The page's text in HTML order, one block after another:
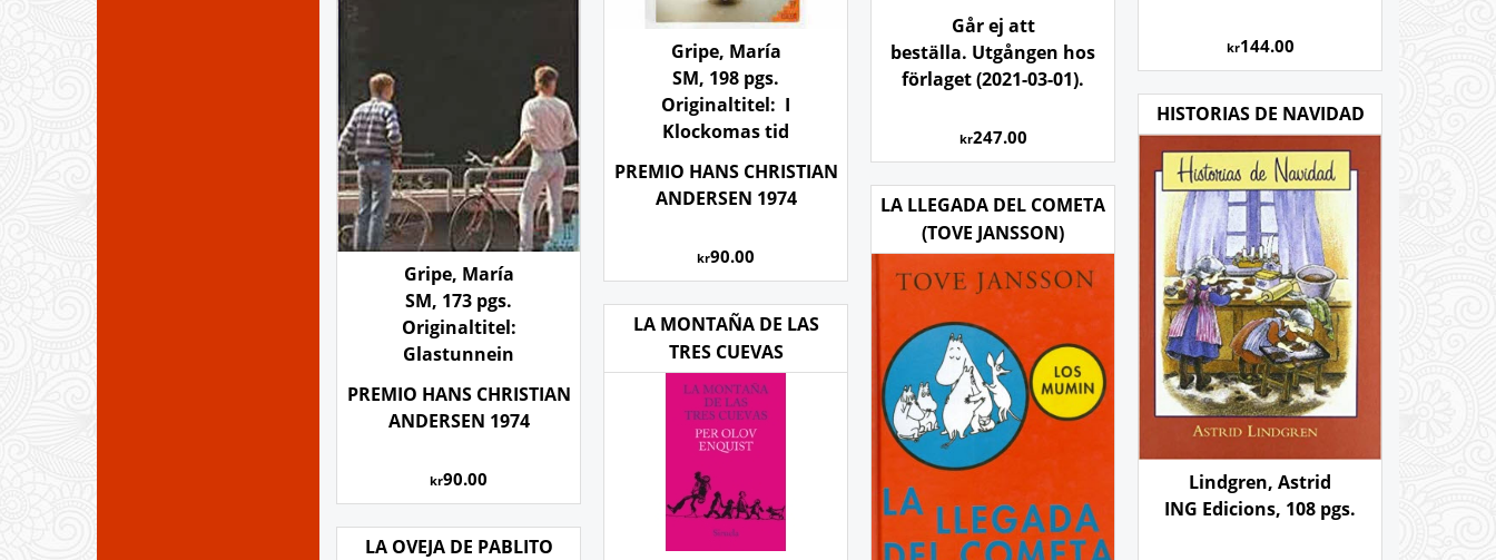
kr144.00
Går ej att
beställa. Utgången hos
förlaget (2021-03-01).
kr247.00
Gripe, María
SM, 198 pgs.
Originaltitel: I
Klockomas tid
PREMIO HANS CHRISTIAN
ANDERSEN 1974
kr90.00
Gripe, María
SM, 173 pgs.
Originaltitel:
Glastunnein
PREMIO HANS CHRISTIAN
ANDERSEN 1974
kr90.00
HISTORIAS DE NAVIDAD
Lindgren, Astrid
ING Edicions, 108 pgs.
LA LLEGADA DEL COMETA
(TOVE JANSSON)
LA MONTAÑA DE LAS
TRES CUEVAS
LA OVEJA DE PABLITO